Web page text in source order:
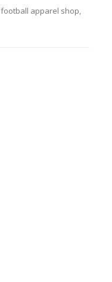
football apparel shop,